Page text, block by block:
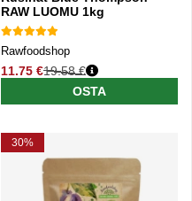
RAW LUOMU 1kg
Rawfoodshop
11.75 €
Normaali hinta
19.58 €
OSTA
30%